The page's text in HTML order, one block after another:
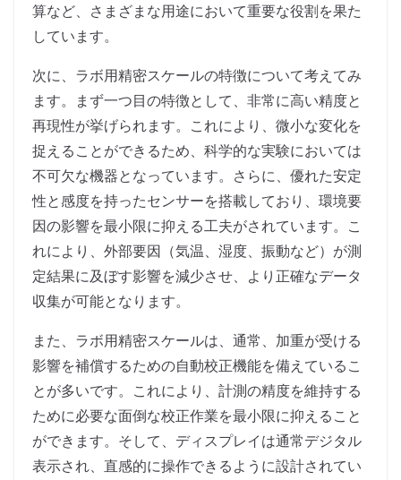
算など、さまざまな用途において重要な役割を果た
しています。
次に、ラボ用精密スケールの特徴について考えてみ
ます。まず一つ目の特徴として、非常に高い精度と
再現性が挙げられます。これにより、微小な変化を
捉えることができるため、科学的な実験においては
不可欠な機器となっています。さらに、優れた安定
性と感度を持ったセンサーを搭載しており、環境要
因の影響を最小限に抑える工夫がされています。こ
れにより、外部要因（気温、湿度、振動など）が測
定結果に及ぼす影響を減少させ、より正確なデータ
収集が可能となります。
また、ラボ用精密スケールは、通常、加重が受ける
影響を補償するための自動校正機能を備えているこ
とが多いです。これにより、計測の精度を維持する
ために必要な面倒な校正作業を最小限に抑えること
ができます。そして、ディスプレイは通常デジタル
表示され、直感的に操作できるように設計されてい